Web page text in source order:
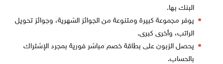
البنك بها.
يوفر مجموعة كبيرة ومتنوعة من الجوائز الشهرية، وجوائز تحويل
الراتب، وأخرى كبرى.
يحصل الزبون على بطاقة خصم مباشر فورية بمجرد الإشتراك
بالحساب.